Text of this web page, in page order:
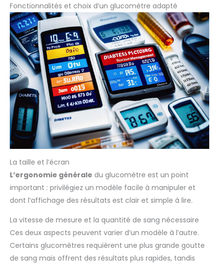
Fonctionnalités et choix d’un glucomètre adapté
La taille et l’écran
L’ergonomie générale du glucomètre est un point
important : privilégiez un modèle facile à manipuler et
dont l’affichage des résultats est clair et simple à lire.
La vitesse de mesure et la quantité de sang nécessaire
Ces deux aspects peuvent varier d’un modèle à l’autre.
Certains glucomètres requièrent une plus grande goutte
de sang mais offrent des résultats plus rapides, tandis